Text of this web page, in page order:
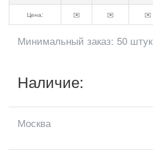
Цена: ✉️ ✉️ ✉️
Минимальный заказ: 50 штук
Наличие:
Москва